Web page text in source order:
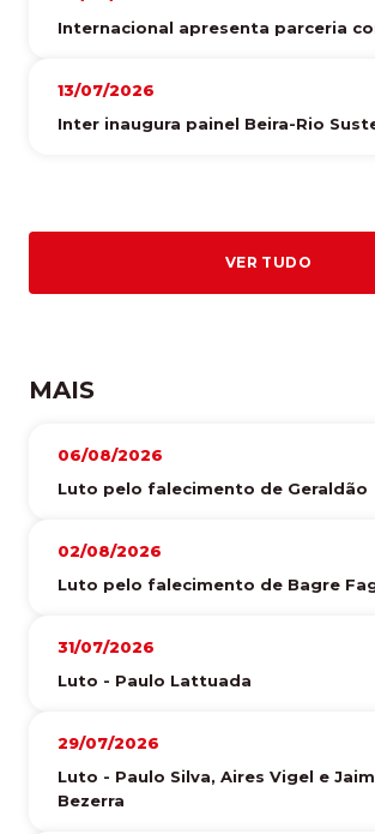
Internacional apresenta parceria
13/07/2026
Inter inaugura painel Beira-Rio
VER TUDO
MAIS
06/08/2026
Luto pelo falecimento de Geraldão
02/08/2026
Luto pelo falecimento de Bagre
31/07/2026
Luto - Paulo Lattuada
29/07/2026
Luto - Paulo Silva, Aires Vigel e
Bezerra